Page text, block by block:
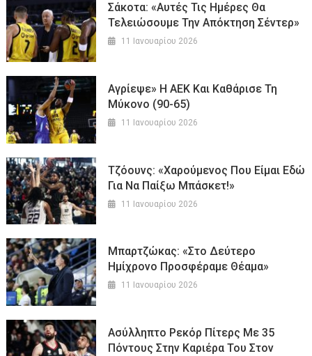
Σάκοτα: «Αυτές Τις Ημέρες Θα
Τελειώσουμε Την Απόκτηση Σέντερ»
11 Ιανουαρίου 2026
Αγρίεψε» Η ΑΕΚ Και Καθάρισε Τη
Μύκονο (90-65)
11 Ιανουαρίου 2026
Τζόουνς: «Χαρούμενος Που Είμαι Εδώ
Για Να Παίξω Μπάσκετ!»
11 Ιανουαρίου 2026
Μπαρτζώκας: «Στο Δεύτερο
Ημίχρονο Προσφέραμε Θέαμα»
11 Ιανουαρίου 2026
Ασύλληπτο Ρεκόρ Πίτερς Με 35
Πόντους Στην Καριέρα Του Στον